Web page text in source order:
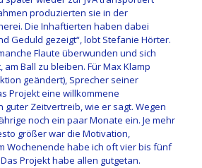
produzierten sie in der
Die Inhaftierten haben dabei
Geduld gezeigt“, lobt Stefanie Hörter.
Flaute überwunden und sich
Ball zu bleiben. Für Max Klamp
geändert), Sprecher seiner
Projekt eine willkommene
guter Zeitvertreib, wie er sagt. Wegen
noch ein paar Monate ein. Je mehr
größer war die Motivation,
Wochenende habe ich oft vier bis fünf
Projekt habe allen gutgetan.